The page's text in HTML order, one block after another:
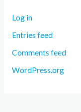
Log in
Entries feed
Comments feed
WordPress.org